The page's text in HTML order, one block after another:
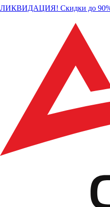
ЛИКВИДАЦИЯ! Скидки до